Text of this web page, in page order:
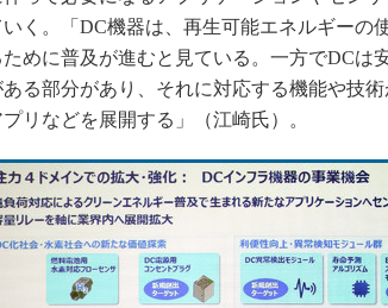
く。「DC機器は、再生可能エネルギーの
めに普及が進むと見ている。一方でDCは
る部分があり、それに対応する機能や技
リなどを展開する」（江崎氏）。